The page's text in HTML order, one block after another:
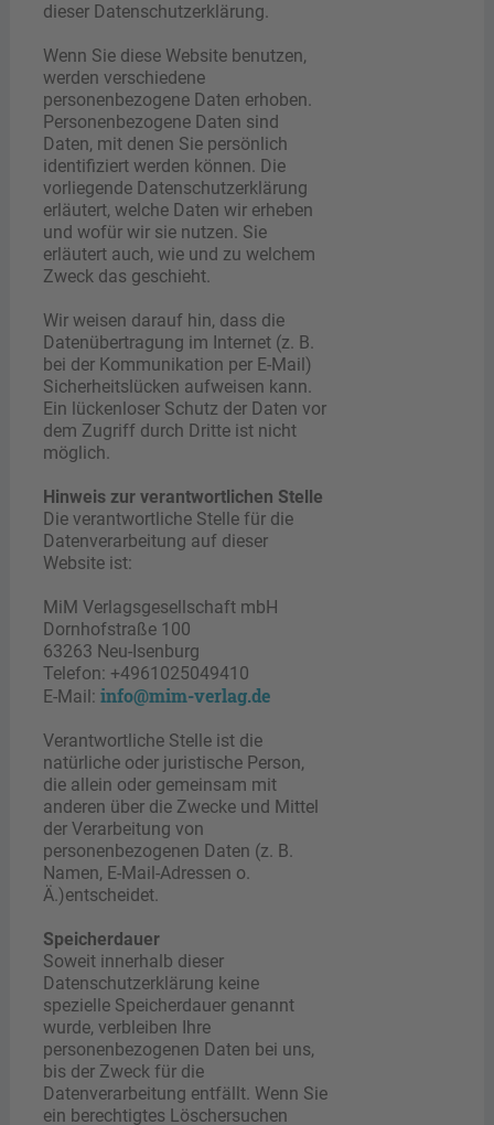
dieser Datenschutzerklärung.
Wenn Sie diese Website benutzen,
werden verschiedene
personenbezogene Daten erhoben.
Personenbezogene Daten sind
Daten, mit denen Sie persönlich
identifiziert werden können. Die
vorliegende Datenschutzerklärung
erläutert, welche Daten wir erheben
und wofür wir sie nutzen. Sie
erläutert auch, wie und zu welchem
Zweck das geschieht.
Wir weisen darauf hin, dass die
Datenübertragung im Internet (z. B.
bei der Kommunikation per E-Mail)
Sicherheitslücken aufweisen kann.
Ein lückenloser Schutz der Daten vor
dem Zugriff durch Dritte ist nicht
möglich.
Hinweis zur verantwortlichen Stelle
Die verantwortliche Stelle für die
Datenverarbeitung auf dieser
Website ist:
MiM Verlagsgesellschaft mbH
Dornhofstraße 100
63263 Neu-Isenburg
Telefon: +4961025049410
E-Mail: info@mim-verlag.de
Verantwortliche Stelle ist die
natürliche oder juristische Person,
die allein oder gemeinsam mit
anderen über die Zwecke und Mittel
der Verarbeitung von
personenbezogenen Daten (z. B.
Namen, E-Mail-Adressen o.
Ä.)entscheidet.
Speicherdauer
Soweit innerhalb dieser
Datenschutzerklärung keine
spezielle Speicherdauer genannt
wurde, verbleiben Ihre
personenbezogenen Daten bei uns,
bis der Zweck für die
Datenverarbeitung entfällt. Wenn Sie
ein berechtigtes Löschersuchen